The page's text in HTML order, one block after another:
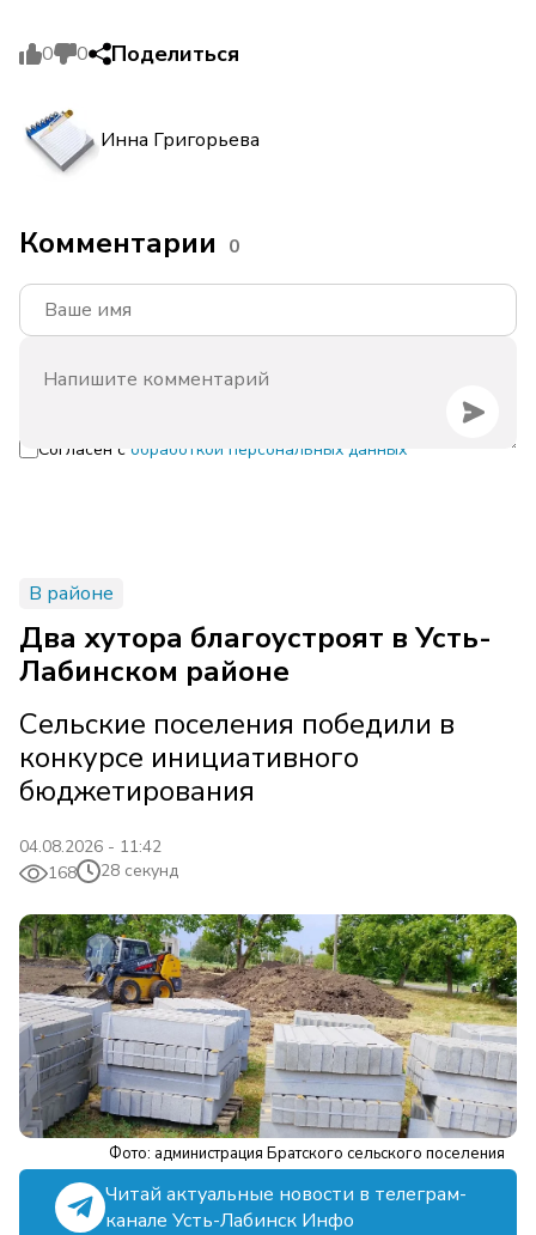
0 0 Поделиться
Инна Григорьева
Комментарии 0
Согласен с обработкой персональных данных
В районе
Два хутора благоустроят в Усть-
Лабинском районе
Сельские поселения победили в
конкурсе инициативного
бюджетирования
04.08.2026 - 11:42
168
28 секунд
Фото: администрация Братского сельского поселения
Читай актуальные новости в телеграм-
канале Усть-Лабинск Инфо